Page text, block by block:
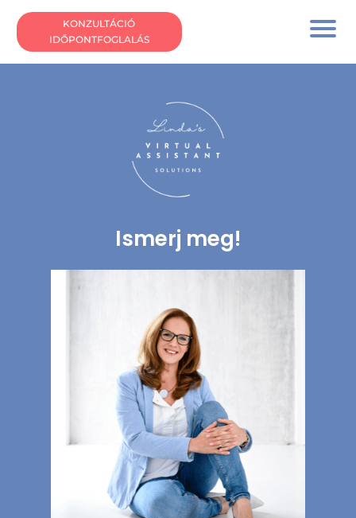
KONZULTÁCIÓ
IDŐPONTFOGLALÁS
Ismerj meg!